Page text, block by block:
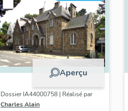
Aperçu
Dossier IA44000758 | Réalisé par
Charles Alain